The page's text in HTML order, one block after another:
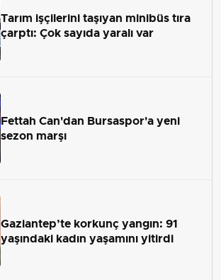
Tarım işçilerini taşıyan minibüs tıra
çarptı: Çok sayıda yaralı var
Fettah Can'dan Bursaspor'a yeni
sezon marşı
Gaziantep’te korkunç yangın: 91
yaşındaki kadın yaşamını yitirdi